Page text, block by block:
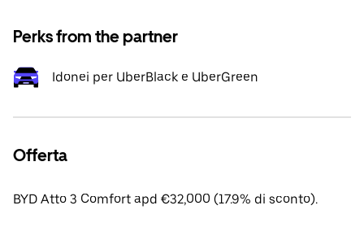
Perks from the partner
Idonei per UberBlack e UberGreen
Offerta
BYD Atto 3 Comfort apd €32,000 (17.9% di sconto).